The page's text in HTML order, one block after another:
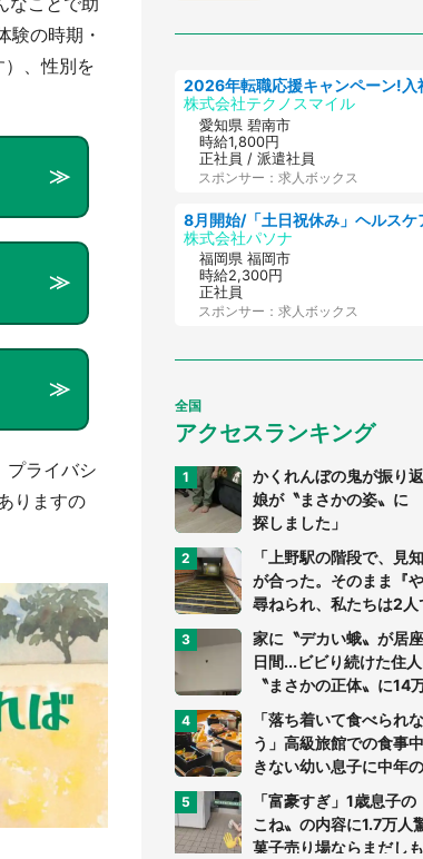
験の時期・
、性別を
プライバシ
りますの
株式会社テクノスマイル
愛知県 碧南市
時給1,800円
正社員 / 派遣社員
スポンサー：求人ボックス
株式会社パソナ
福岡県 福岡市
時給2,300円
正社員
スポンサー：求人ボックス
全国
アクセスランキング
かくれんぼの鬼が振り
娘が〝まさかの姿〟に
探しました」
「上野駅の階段で、見
が合った。そのまま『
尋ねられ、私たちは2人
ま...」（茨城県・70代
家に〝デカい蛾〟が居
日間...ビビり続けた住
〝まさかの正体〟に14
「落ち着いて食べられ
う」高級旅館での食事
きない幼い息子に中年
（東京都・40代男性）
「富豪すぎ」1歳息子の
こね〟の内容に1.7万
菓子売り場ならまだし